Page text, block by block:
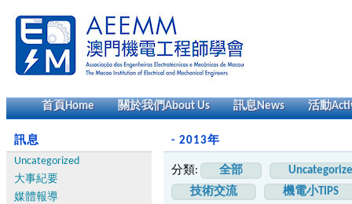
首頁Home 關於我們About Us 訊息News 活動
訊息
Uncategorized
大事紀要
媒體報導
- 2013年
分類: 全部
技術交流
機電小TIPS